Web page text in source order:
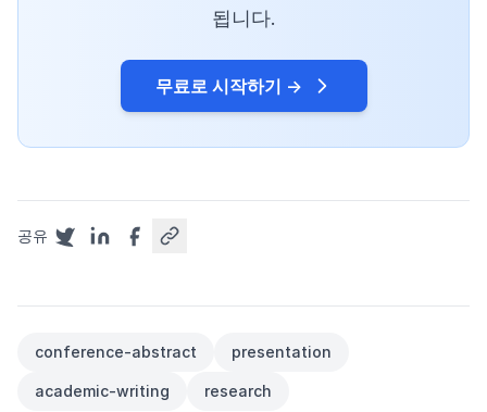
됩니다.
무료로 시작하기 →
공유
conference-abstract presentation
academic-writing research